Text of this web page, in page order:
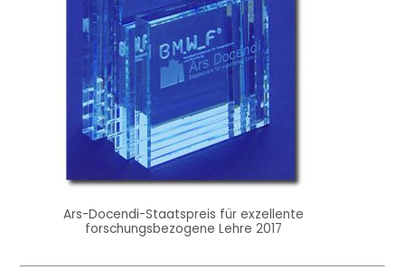
Ars-Docendi-Staatspreis für exzellente
forschungsbezogene Lehre 2017